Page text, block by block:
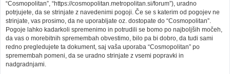
“Cosmopolitan”, “https://cosmopolitan.metropolitan.si/forum”), uradno
potrjujete, da se strinjate z navedenimi pogoji. Če se s katerim od pogojev ne
strinjate, vas prosimo, da ne uporabljate oz. dostopate do “Cosmopolitan”.
Pogoje lahko kadarkoli spremenimo in potrudili se bomo po najboljših močeh,
da vas o morebitnih spremembah obvestimo, bilo pa bi dobro, da tudi sami
redno pregledujete ta dokument, saj vaša uporaba “Cosmopolitan” po
spremembah pomeni, da se uradno strinjate z vsemi popravki in
nadgradnjami.